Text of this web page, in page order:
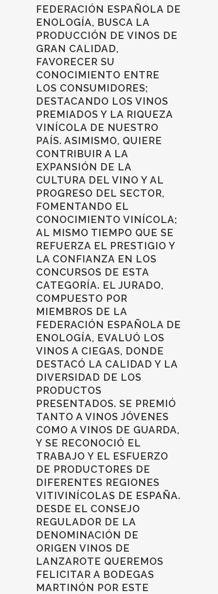
FEDERACIÓN ESPAÑOLA DE
ENOLOGÍA, BUSCA LA
PRODUCCIÓN DE VINOS DE
GRAN CALIDAD,
FAVORECER SU
CONOCIMIENTO ENTRE
LOS CONSUMIDORES;
DESTACANDO LOS VINOS
PREMIADOS Y LA RIQUEZA
VINÍCOLA DE NUESTRO
PAÍS. ASIMISMO, QUIERE
CONTRIBUIR A LA
EXPANSIÓN DE LA
CULTURA DEL VINO Y AL
PROGRESO DEL SECTOR,
FOMENTANDO EL
CONOCIMIENTO VINÍCOLA;
AL MISMO TIEMPO QUE SE
REFUERZA EL PRESTIGIO Y
LA CONFIANZA EN LOS
CONCURSOS DE ESTA
CATEGORÍA. EL JURADO,
COMPUESTO POR
MIEMBROS DE LA
FEDERACIÓN ESPAÑOLA DE
ENOLOGÍA, EVALUÓ LOS
VINOS A CIEGAS, DONDE
DESTACÓ LA CALIDAD Y LA
DIVERSIDAD DE LOS
PRODUCTOS
PRESENTADOS. SE PREMIÓ
TANTO A VINOS JÓVENES
COMO A VINOS DE GUARDA,
Y SE RECONOCIÓ EL
TRABAJO Y EL ESFUERZO
DE PRODUCTORES DE
DIFERENTES REGIONES
VITIVINÍCOLAS DE ESPAÑA.
DESDE EL CONSEJO
REGULADOR DE LA
DENOMINACIÓN DE
ORIGEN VINOS DE
LANZAROTE QUEREMOS
FELICITAR A BODEGAS
MARTINÓN POR ESTE